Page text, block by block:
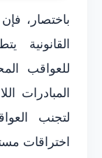
باختصار،
القانونية
للعواقب
المبادرات
لتجنب
اختراقات